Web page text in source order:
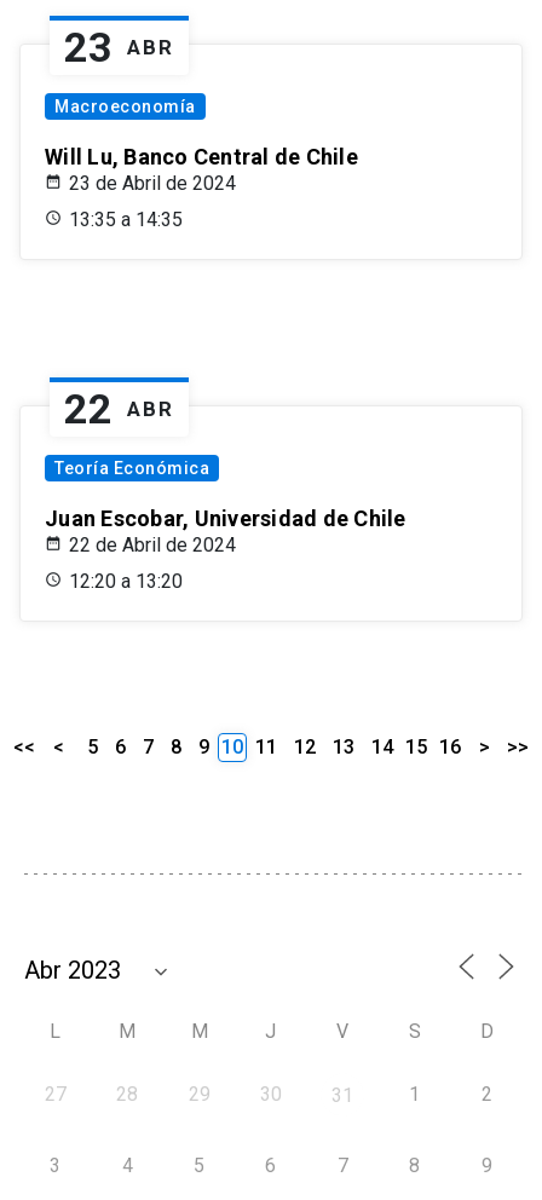
23 ABR
Macroeconomía
Will Lu, Banco Central de Chile
23 de Abril de 2024
13:35 a 14:35
22 ABR
Teoría Económica
Juan Escobar, Universidad de Chile
22 de Abril de 2024
12:20 a 13:20
<< < 5 6 7 8 9 10 11 12 13 14 15 16 > >>
L M M J V S D
27 28 29 30 31 1 2
3 4 5 6 7 8 9